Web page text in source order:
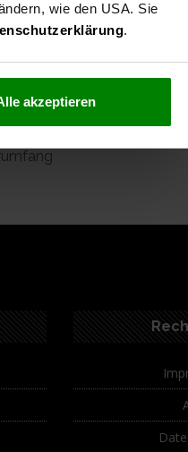
wie den USA. Sie
.
akzeptieren